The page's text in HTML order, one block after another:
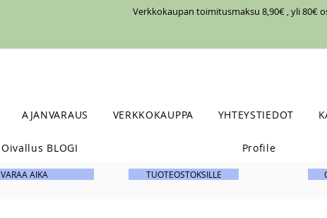
Verkkokaupan toimitusmaksu 8,90€ , yli 80€
AJANVARAUS VERKKOKAUPPA YHTEYSTIEDOT
Oivallus BLOGI Profile
VARAA AIKA TUOTEOSTOKSILLE